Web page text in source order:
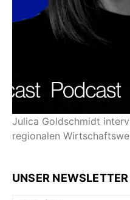
Julica Goldschmidt
regionalen
UNSER NEWSLETTER